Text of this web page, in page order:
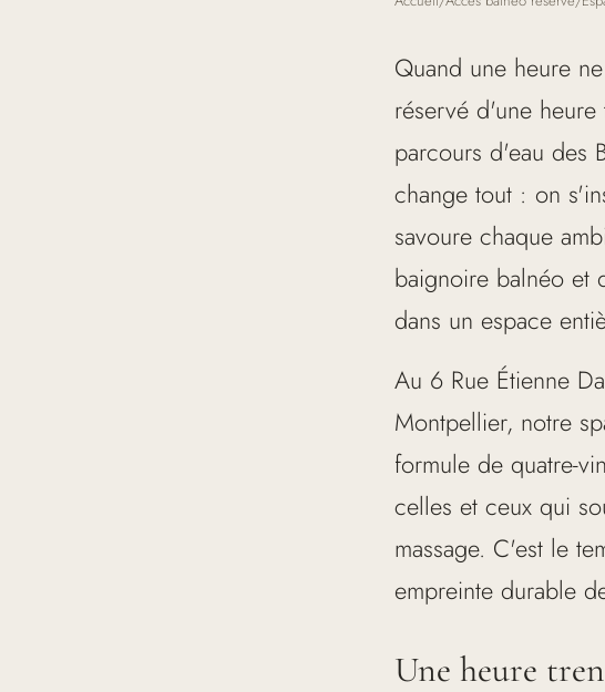
Quand une heure
réservé d'une
parcours d'eau des
change tout : on
savoure chaque
baignoire balnéo et
dans un espace
Au 6 Rue Étienne
Montpellier, notre
formule de quatre-
celles et ceux qui
massage. C'est le
empreinte durable
Une heure